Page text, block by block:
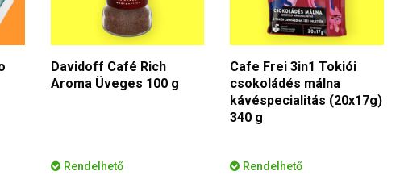
Davidoff Café Rich
Aroma Üveges 100 g
Rendelhető
Cafe Frei 3in1 Tokiói
csokoládés málna
kávéspecialitás (20x17g)
340 g
Rendelhető